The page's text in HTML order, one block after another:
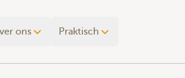
ons Praktisch